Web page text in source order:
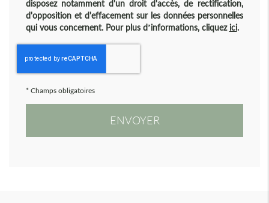
disposez notamment d'un droit d'accès, de rectification,
d'opposition et d'effacement sur les données personnelles
qui vous concernent. Pour plus d’informations, cliquezici.
* Champs obligatoires